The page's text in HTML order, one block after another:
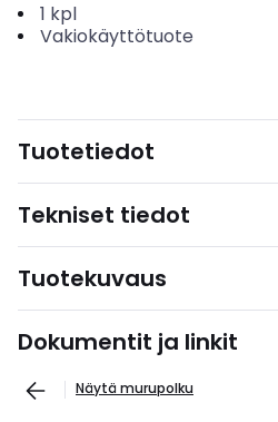
1 kpl
Vakiokäyttötuote
Tuotetiedot
Tekniset tiedot
Tuotekuvaus
Dokumentit ja linkit
Näytä murupolku